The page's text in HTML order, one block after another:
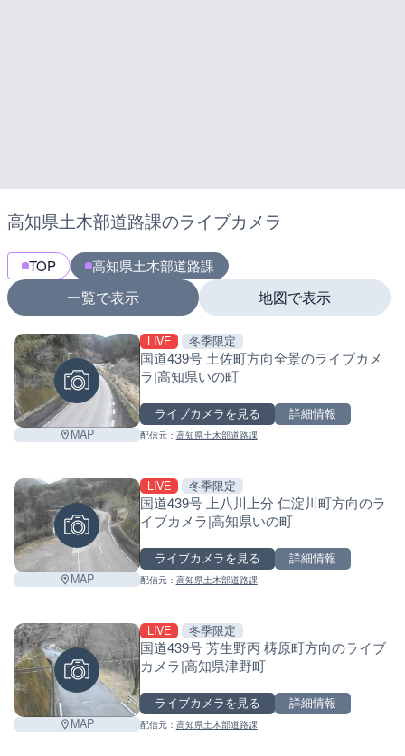
高知県土木部道路課のライブカメラ
TOP 高知県土木部道路課
一覧で表示
MAP
LIVE 冬季限定
国道439号 土佐町方向全景のライブカメ
ラ|高知県いの町
ライブカメラを見る 詳細情報
配信元： 高知県土木部道路課
MAP
LIVE 冬季限定
国道439号 上八川上分 仁淀川町方向のラ
イブカメラ|高知県いの町
ライブカメラを見る 詳細情報
配信元： 高知県土木部道路課
MAP
LIVE 冬季限定
国道439号 芳生野丙 梼原町方向のライブ
カメラ|高知県津野町
ライブカメラを見る 詳細情報
配信元： 高知県土木部道路課
地図で表示
−
マーカーをタップするとライブカメラの詳細が表示さ